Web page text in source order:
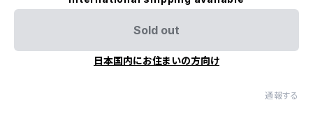
Sold out
日本国内にお住まいの方向け
通報する